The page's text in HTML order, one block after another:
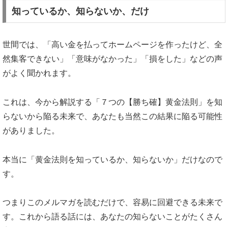
知っているか、知らないか、だけ
世間では、「高い金を払ってホームページを作ったけど、全
然集客できない」「意味がなかった」「損をした」などの声
がよく聞かれます。
これは、今から解説する「７つの【勝ち確】黄金法則」を知
らないから陥る未来で、あなたも当然この結果に陥る可能性
がありました。
本当に「黄金法則を知っているか、知らないか」だけなので
す。
つまりこのメルマガを読むだけで、容易に回避できる未来で
す。これから語る話には、あなたの知らないことがたくさん